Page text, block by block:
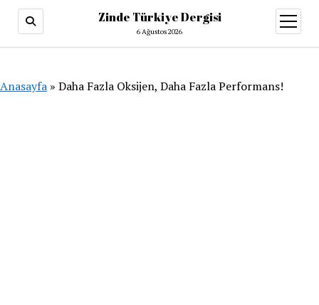
Zinde Türkiye Dergisi
6 Ağustos 2026
aç
Anasayfa » Daha Fazla Oksijen, Daha Fazla Performans!